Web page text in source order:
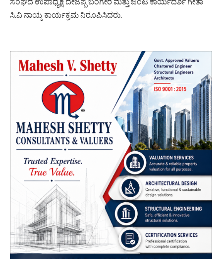
ಸಿ.ವಿ ನಾಯ್ಕ ಕಾರ್ಯಕ್ರಮ ನಿರೂಪಿಸಿದರು.